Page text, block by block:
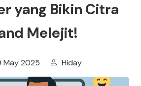
yang Bikin Citra
Melejit!
May 2025 Hiday